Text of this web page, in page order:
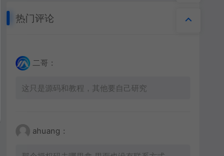
热门评论
那个授权码去哪里拿 里面也没有联系方式